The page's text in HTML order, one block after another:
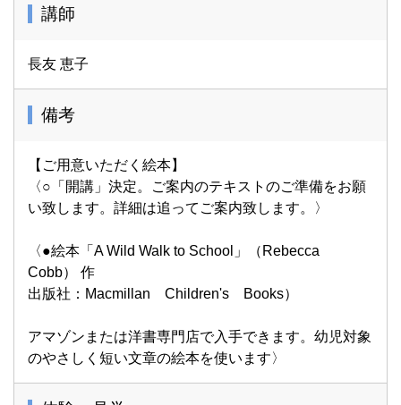
講師
長友 恵子
備考
【ご用意いただく絵本】
〈○「開講」決定。ご案内のテキストのご準備をお願
い致します。詳細は追ってご案内致します。〉
〈●絵本「A Wild Walk to School」（Rebecca
Cobb） 作
出版社：Macmillan Children's Books）
アマゾンまたは洋書専門店で入手できます。幼児対象
のやさしく短い文章の絵本を使います〉